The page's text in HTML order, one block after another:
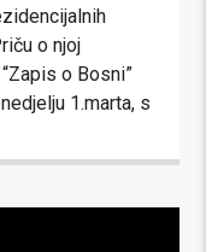
o njoj
o Bosni”
1.marta, s